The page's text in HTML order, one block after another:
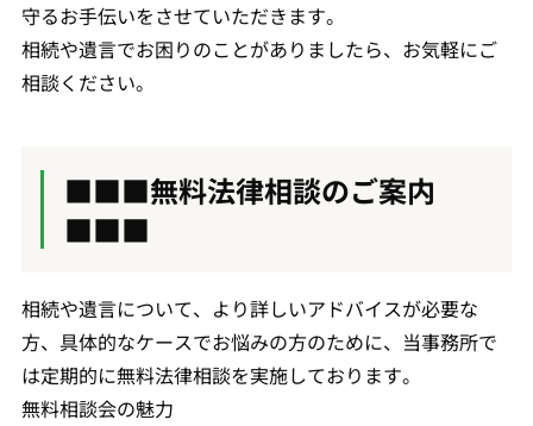
守るお手伝いをさせていただきます。
相続や遺言でお困りのことがありましたら、お気軽にご
相談ください。
■■■無料法律相談のご案内
■■■
相続や遺言について、より詳しいアドバイスが必要な
方、具体的なケースでお悩みの方のために、当事務所で
は定期的に無料法律相談を実施しております。
無料相談会の魅力